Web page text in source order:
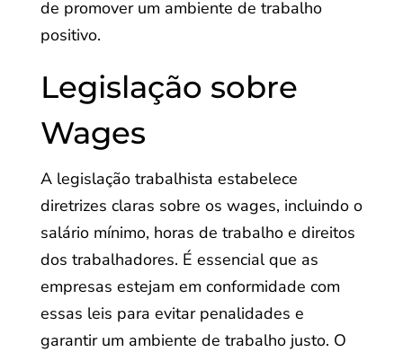
de promover um ambiente de trabalho
positivo.
Legislação sobre
Wages
A legislação trabalhista estabelece
diretrizes claras sobre os wages, incluindo o
salário mínimo, horas de trabalho e direitos
dos trabalhadores. É essencial que as
empresas estejam em conformidade com
essas leis para evitar penalidades e
garantir um ambiente de trabalho justo. O